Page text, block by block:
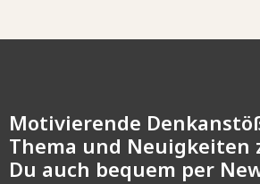
Motivierende
Thema und Neuigkeiten
Du auch bequem per